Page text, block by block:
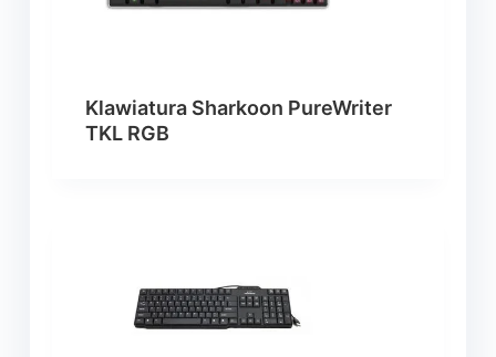
Klawiatura Sharkoon PureWriter
TKL RGB